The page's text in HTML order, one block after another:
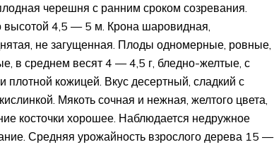
черешня с ранним сроком созревания.
высотой 4,5 — 5 м. Крона шаровидная,
не загущенная. Плоды одномерные, ровные,
в среднем весят 4 — 4,5 г, бледно-желтые, с
плотной кожицей. Вкус десертный, сладкий с
Мякоть сочная и нежная, желтого цвета,
косточки хорошее. Наблюдается недружное
Средняя урожайность взрослого дерева 15 —